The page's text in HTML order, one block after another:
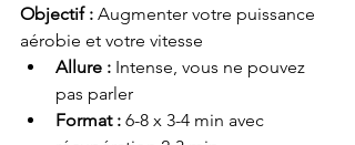
Objectif : Augmenter votre puissance
aérobie et votre vitesse
Allure : Intense, vous ne pouvez
pas parler
Format : 6-8 x 3-4 min avec